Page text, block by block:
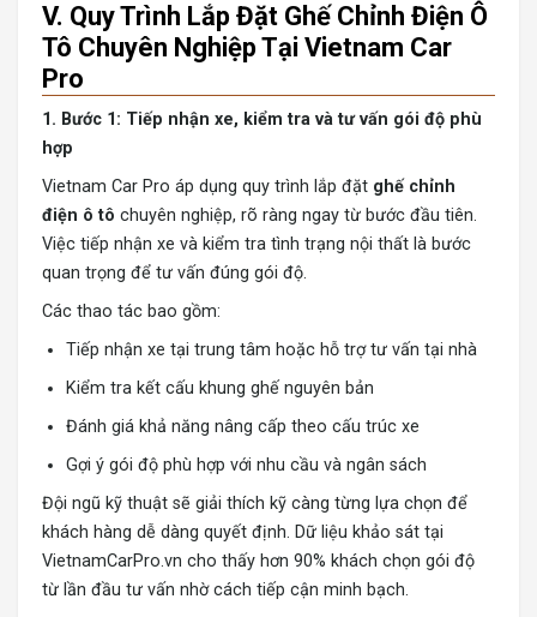
V. Quy Trình Lắp Đặt Ghế Chỉnh Điện Ô
Tô Chuyên Nghiệp Tại Vietnam Car
Pro
1. Bước 1: Tiếp nhận xe, kiểm tra và tư vấn gói độ phù
hợp
Vietnam Car Pro áp dụng quy trình lắp đặt ghế chỉnh
điện ô tô chuyên nghiệp, rõ ràng ngay từ bước đầu tiên.
Việc tiếp nhận xe và kiểm tra tình trạng nội thất là bước
quan trọng để tư vấn đúng gói độ.
Các thao tác bao gồm:
Tiếp nhận xe tại trung tâm hoặc hỗ trợ tư vấn tại nhà
Kiểm tra kết cấu khung ghế nguyên bản
Đánh giá khả năng nâng cấp theo cấu trúc xe
Gợi ý gói độ phù hợp với nhu cầu và ngân sách
Đội ngũ kỹ thuật sẽ giải thích kỹ càng từng lựa chọn để
khách hàng dễ dàng quyết định. Dữ liệu khảo sát tại
VietnamCarPro.vn cho thấy hơn 90% khách chọn gói độ
từ lần đầu tư vấn nhờ cách tiếp cận minh bạch.